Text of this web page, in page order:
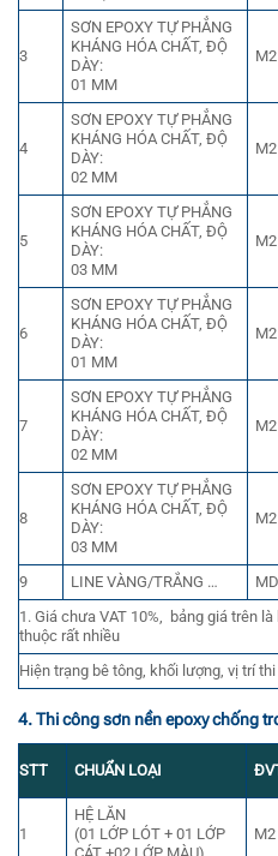
3
SƠN EPOXY TỰ PHẲNG
KHÁNG HÓA CHẤT, ĐỘ
DÀY:
01 MM
M2
4
SƠN EPOXY TỰ PHẲNG
KHÁNG HÓA CHẤT, ĐỘ
DÀY:
02 MM
M2
5
SƠN EPOXY TỰ PHẲNG
KHÁNG HÓA CHẤT, ĐỘ
DÀY:
03 MM
M2
6
SƠN EPOXY TỰ PHẲNG
KHÁNG HÓA CHẤT, ĐỘ
DÀY:
01 MM
M2
7
SƠN EPOXY TỰ PHẲNG
KHÁNG HÓA CHẤT, ĐỘ
DÀY:
02 MM
M2
8
SƠN EPOXY TỰ PHẲNG
KHÁNG HÓA CHẤT, ĐỘ
DÀY:
03 MM
M2
9 LINE VÀNG/TRẮNG … MD
1. Giá chưa VAT 10%, bảng giá trên
thuộc rất nhiều
Hiện trạng bê tông, khối lượng, vị trí
4. Thi công sơn nền epoxy chống
STT CHUẨN LOẠI
1
HỆ LĂN
(01 LỚP LÓT + 01 LỚP
M2